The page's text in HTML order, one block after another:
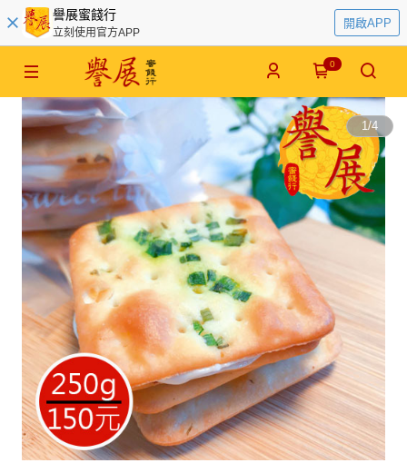
譽展蜜餞行
立刻使用官方APP
開啟APP
0
1/4